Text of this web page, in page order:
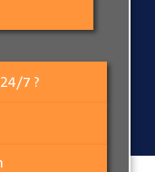
7 ?